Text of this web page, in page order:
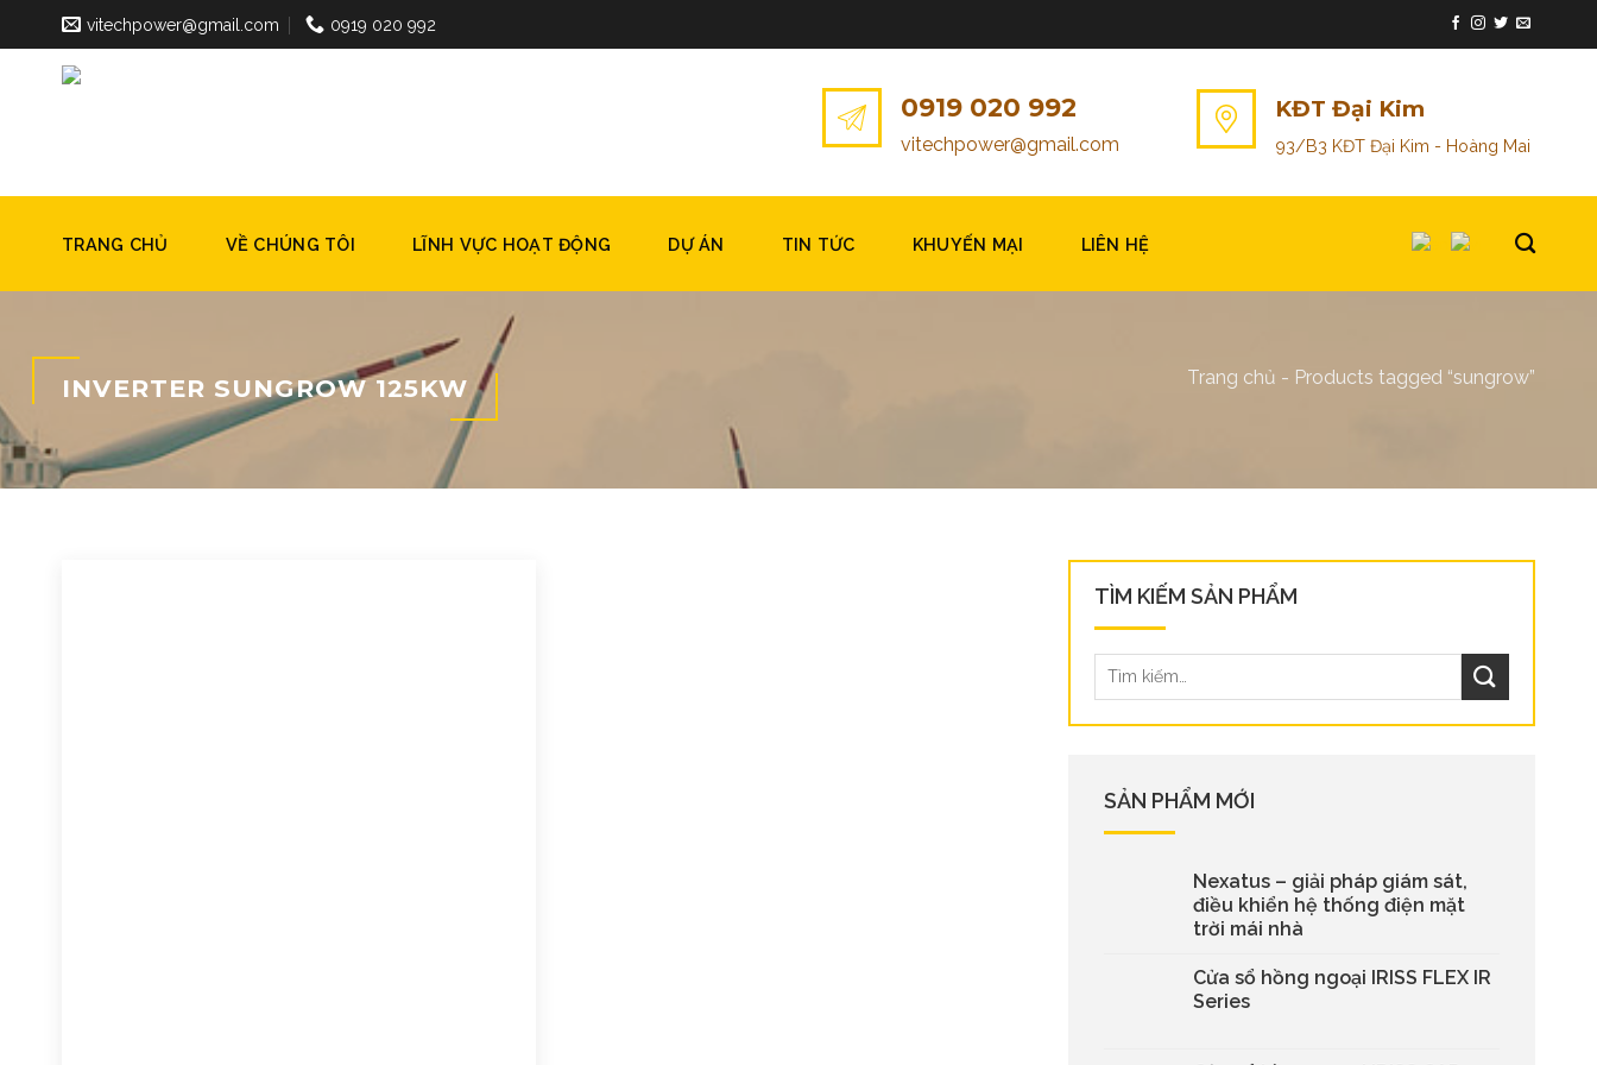
to
content
vitechpower@gmail.com 0919 020 992
0919 020 992
vitechpower@gmail.com
KĐT Đại Kim
93/B3 KĐT Đại Kim - Hoàng Mai
TRANG CHỦ VỀ CHÚNG TÔI LĨNH VỰC HOẠT ĐỘNG DỰ ÁN TIN TỨC KHUYẾN MẠI LIÊN HỆ
INVERTER SUNGROW 125KW Trang chủ - Products tagged “sungrow”
TÌM KIẾM SẢN PHẨM
SẢN PHẨM MỚI
Nexatus – giải pháp giám sát,
điều khiển hệ thống điện mặt
trời mái nhà
Cửa sổ hồng ngoại IRISS FLEX IR
Series